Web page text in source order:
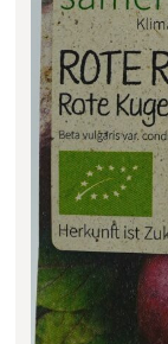
Fleischerei
Hofladen
Kuglbauer -
La Toscana
Söllradls
Weinkellerei
Wildkraut